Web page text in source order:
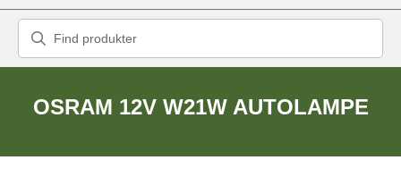
OSRAM 12V W21W AUTOLAMPE